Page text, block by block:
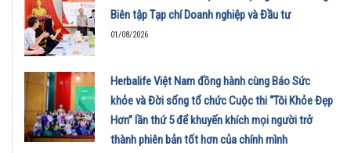
Biên tập Tạp chí Doanh nghiệp và Đầu tư
01/08/2026
Herbalife Việt Nam đồng hành cùng Báo Sức
khỏe và Đời sống tổ chức Cuộc thi “Tôi Khỏe Đẹp
Hơn” lần thứ 5 để khuyến khích mọi người trở
thành phiên bản tốt hơn của chính mình